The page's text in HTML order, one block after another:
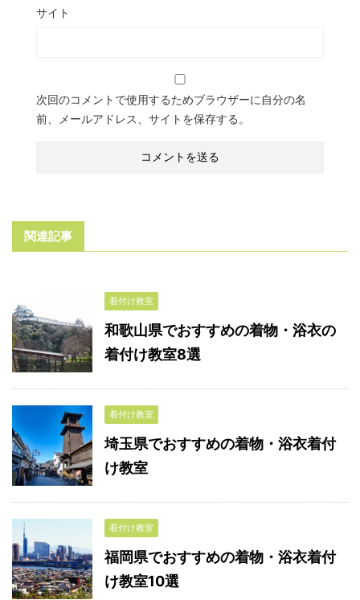
サイト
次回のコメントで使用するためブラウザーに自分の名
前、メールアドレス、サイトを保存する。
関連記事
着付け教室
和歌山県でおすすめの着物・浴衣の
着付け教室8選
着付け教室
埼玉県でおすすめの着物・浴衣着付
け教室
着付け教室
福岡県でおすすめの着物・浴衣着付
け教室10選